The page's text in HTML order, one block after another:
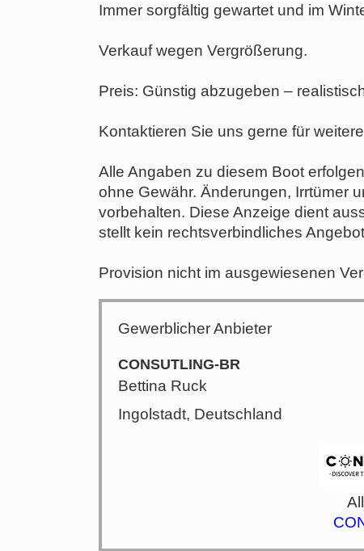
Immer sorgfältig gewartet und im
Verkauf wegen Vergrößerung.
Preis: Günstig abzugeben –
Kontaktieren Sie uns gerne für
Alle Angaben zu diesem Boot
ohne Gewähr. Änderungen, Irrtümer
vorbehalten. Diese Anzeige dient
stellt kein rechtsverbindliches
Provision nicht im ausgewiesenen
Gewerblicher Anbieter
CONSUTLING-BR
Bettina Ruck
Ingolstadt, Deutschland